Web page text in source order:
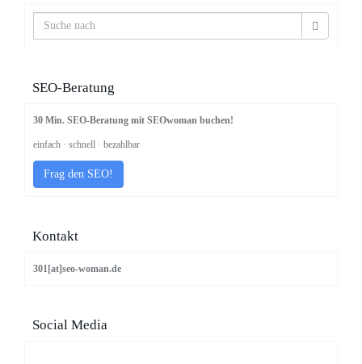
SEO-Beratung
30 Min. SEO-Beratung mit SEOwoman buchen!
einfach · schnell · bezahlbar
Frag den SEO!
Kontakt
301[at]seo-woman.de
Social Media